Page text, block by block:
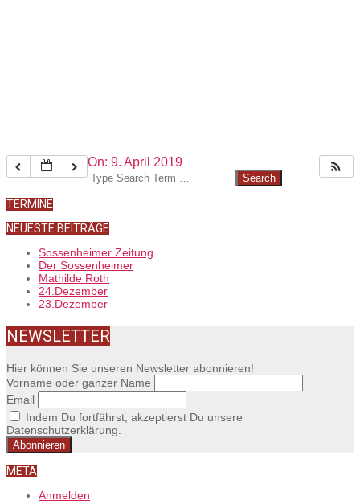
2019-
04-
On: 9. April 2019
Search
TERMINE
NEUESTE BEITRÄGE
Sossenheimer Zeitung
Der Sossenheimer
Mathilde Roth
24.Dezember
23.Dezember
NEWSLETTER
Hier können Sie unseren Newsletter abonnieren!
Vorname oder ganzer Name
Email
Indem Du fortfährst, akzeptierst Du unsere
Datenschutzerklärung.
META
Anmelden